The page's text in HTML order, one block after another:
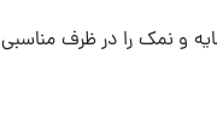
و نمک را در ظرف مناسبی